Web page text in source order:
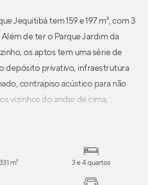
Jequitibá tem 159 e 197 m², com 3
de ter o Parque Jardim da
os aptos tem uma série de
depósito privativo, infraestrutura
contrapiso acústico para não
vizinhos do andar de cima,
m² 3 e 4 quartos